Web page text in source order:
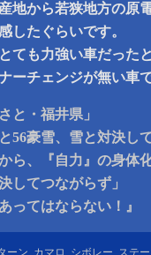
地から若狭地方の原
したぐらいです。
ても力強い車だった
ーチェンジが無い車
と・福井県」
56豪雪、雪と対決し
ら、『自力』の身体
してつながらず」
てはならない！』
ーン カマロ シボレー ステ